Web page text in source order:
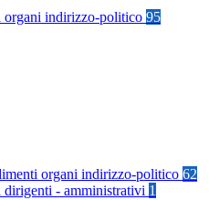
organi indirizzo-politico 95
organi indirizzo-politico 62
dirigenti - amministrativi 1